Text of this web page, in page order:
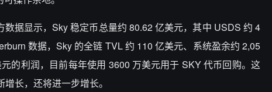
数据显示，Sky稳定币总量约 80.62亿美元，其中 USDS 约 4
数据，Sky 的全链 TVL约 110亿美元、系统盈余约 2,05
的利润，目前每年使用 3600 万美元用于 SKY代币回购。这
增长，还将进一步增长。